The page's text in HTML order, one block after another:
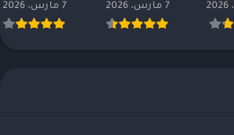
7 مارس، 2026
7 مارس، 2026